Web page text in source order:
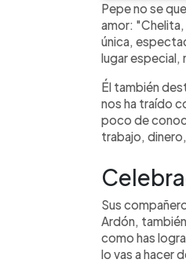
Pepe no se
amor:
única,
lugar especial,
Él también
nos ha traído
poco de
trabajo,
Sus
Ardón,
como has
lo vas a hacer